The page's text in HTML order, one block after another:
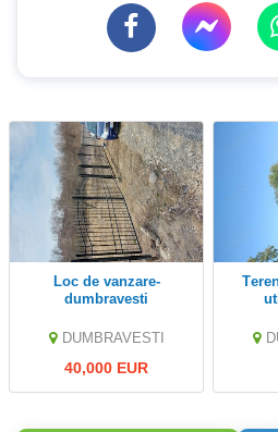
Loc de vanzare-
dumbravesti
DUMBRAVESTI
40,000 EUR
Teren de vânzare cu